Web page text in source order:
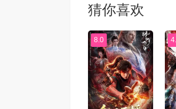
第73集
第77集
第81集
第85集
猜你喜欢
8.0